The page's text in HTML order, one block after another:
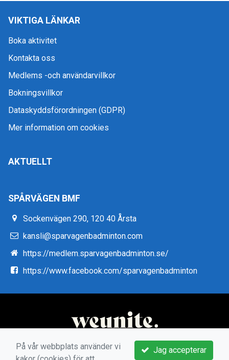
VIKTIGA LÄNKAR
Boka aktivitet
Kontakta oss
Medlems -och användarvillkor
Bokningsvillkor
Dataskyddsförordningen (GDPR)
Mer information om cookies
AKTUELLT
SPÅRVÄGEN BMF
Sockenvägen 290, 120 40 Årsta
kansli@sparvagenbadminton.com
https://medlem.sparvagenbadminton.se/
https://www.facebook.com/sparvagenbadminton
Jag accepterar
På vår webbplats använder vi